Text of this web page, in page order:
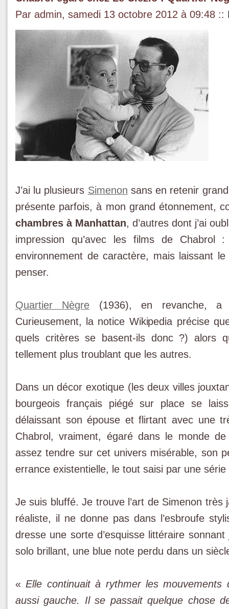
Par admin, samedi 13 octobre 2012 à 09:48 ::
J’ai lu plusieurs Simenon sans en retenir
présente parfois, à mon grand étonnement,
chambres à Manhattan, d’autres dont j’ai
impression qu’avec les films de
environnement de caractère, mais laissant
penser.
Quartier Nègre (1936), en revanche, a
Curieusement, la notice Wikipedia précise
quels critères se basent-ils donc ?) alors
tellement plus troublant que les autres.
Dans un décor exotique (les deux villes
bourgeois français piégé sur place se
délaissant son épouse et flirtant avec une
Chabrol, vraiment, égaré dans le monde
assez tendre sur cet univers misérable, son
errance existentielle, le tout saisi par une
Je suis bluffé. Je trouve l’art de Simenon
réaliste, il ne donne pas dans l’esbroufe
dresse une sorte d’esquisse littéraire
solo brillant, une blue note perdu dans un
« Elle continuait à rythmer les mouvements
aussi gauche. Il se passait quelque chose